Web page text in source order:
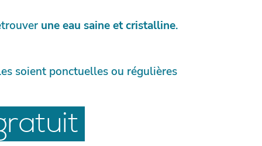
une eau saine et cristalline.
soient ponctuelles ou régulières